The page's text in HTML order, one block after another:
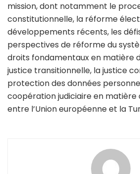
mission, dont notamment le
constitutionnelle, la réforme
développements récents, les
perspectives de réforme du
droits fondamentaux en matière
justice transitionnelle, la justice
protection des données
coopération judiciaire en matière
entre l’Union européenne et la